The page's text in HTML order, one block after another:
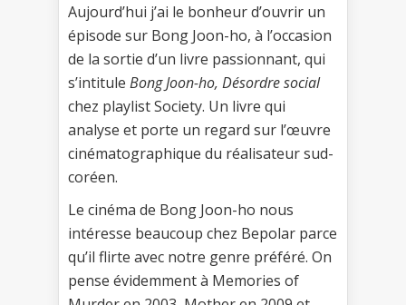
Aujourd’hui j’ai le bonheur d’ouvrir un
épisode sur Bong Joon-ho, à l’occasion
de la sortie d’un livre passionnant, qui
s’intitule Bong Joon-ho, Désordre social
chez playlist Society. Un livre qui
analyse et porte un regard sur l’œuvre
cinématographique du réalisateur sud-
coréen.
Le cinéma de Bong Joon-ho nous
intéresse beaucoup chez Bepolar parce
qu’il flirte avec notre genre préféré. On
pense évidemment à Memories of